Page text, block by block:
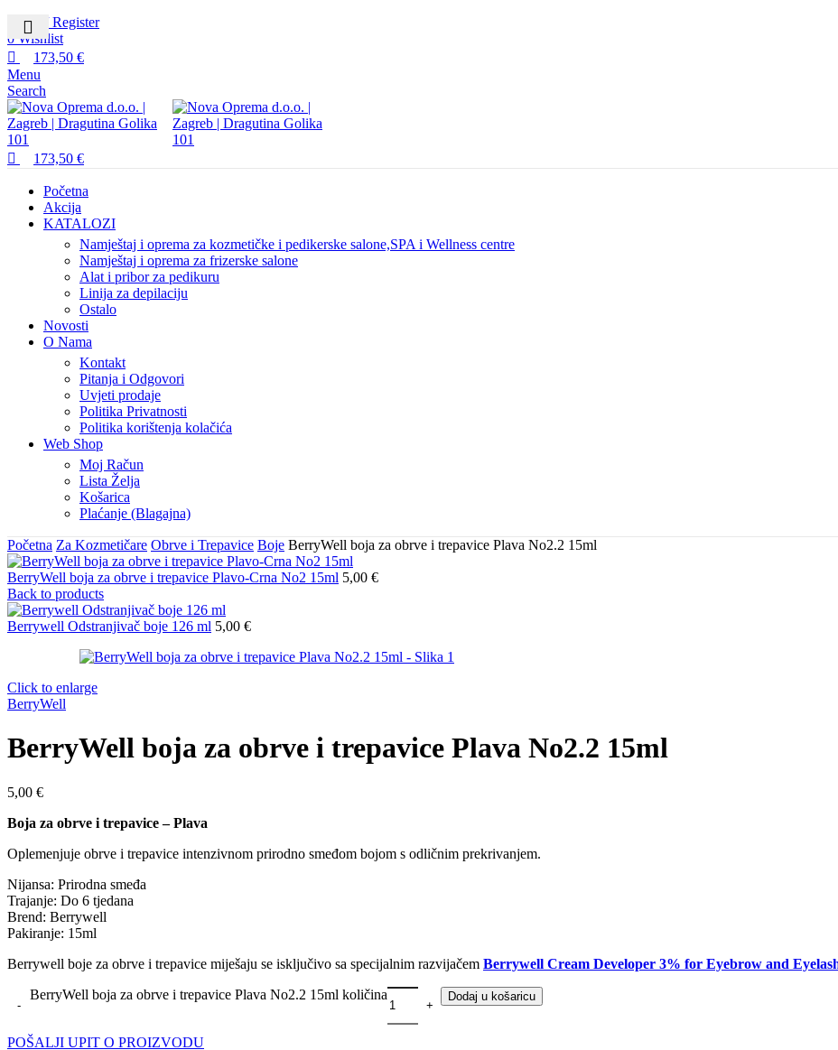
Login / Register
0 Wishlist
173,50 €
Menu
Search
173,50 €
Početna
Akcija
KATALOZI
Namještaj i oprema za kozmetičke i pedikerske salone,SPA i Wellness centre
Namještaj i oprema za frizerske salone
Alat i pribor za pedikuru
Linija za depilaciju
Ostalo
Novosti
O Nama
Kontakt
Pitanja i Odgovori
Uvjeti prodaje
Politika Privatnosti
Politika korištenja kolačića
Web Shop
Moj Račun
Lista Želja
Košarica
Plaćanje (Blagajna)
Početna Za Kozmetičare Obrve i Trepavice Boje BerryWell boja za obrve i trepavice Plava No2.2 15ml
BerryWell boja za obrve i trepavice Plavo-Crna No2 15ml 5,00 €
Back to products
Berrywell Odstranjivač boje 126 ml 5,00 €
Click to enlarge
BerryWell
BerryWell boja za obrve i trepavice Plava No2.2 15ml
5,00 €
Boja za obrve i trepavice – Plava
Oplemenjuje obrve i trepavice intenzivnom prirodno smeđom bojom s odličnim prekrivanjem.
Nijansa: Prirodna smeđa
Trajanje: Do 6 tjedana
Brend: Berrywell
Pakiranje: 15ml
Berrywell boje za obrve i trepavice miješaju se isključivo sa specijalnim razvijačem Berrywell Cream Developer 3% for Eyebrow and
BerryWell boja za obrve i trepavice Plava No2.2 15ml količina
Dodaj u košaricu
POŠALJI UPIT O PROIZVODU